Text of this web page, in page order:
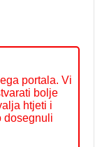
portala. Vi
bolje
htjeti i
dosegnuli